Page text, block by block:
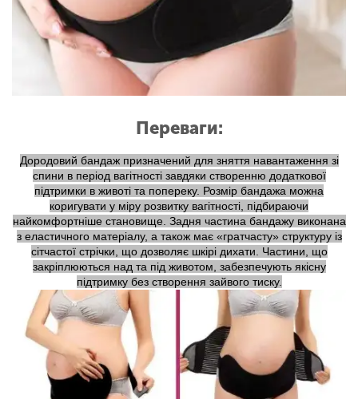
Переваги:
Дородовий бандаж призначений для зняття навантаження зі
спини в період вагітності завдяки створенню додаткової
підтримки в животі та попереку. Розмір бандажа можна
коригувати у міру розвитку вагітності, підбираючи
найкомфортніше становище. Задня частина бандажу виконана
з еластичного матеріалу, а також має «гратчасту» структуру із
сітчастої стрічки, що дозволяє шкірі дихати. Частини, що
закріплюються над та під животом, забезпечують якісну
підтримку без створення зайвого тиску.